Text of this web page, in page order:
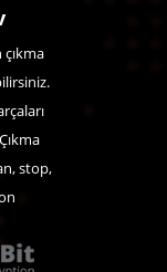
stop,